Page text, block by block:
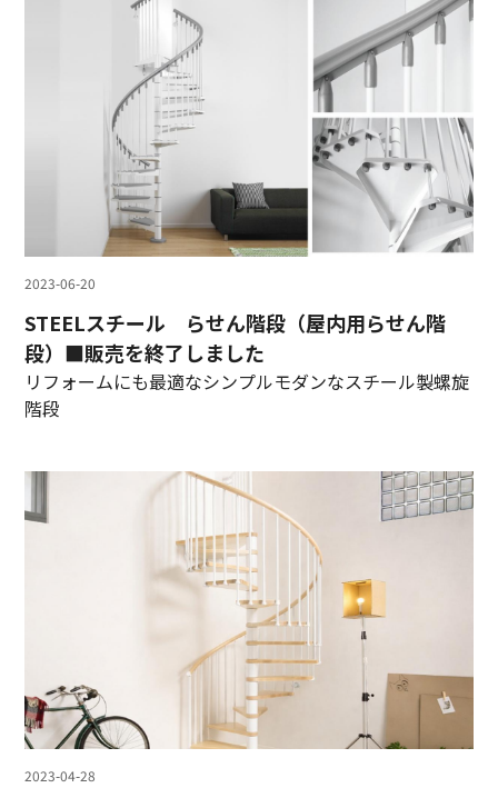
2023-06-20
STEELスチール らせん階段（屋内用らせん階
段）■販売を終了しました
リフォームにも最適なシンプルモダンなスチール製螺旋
階段
2023-04-28